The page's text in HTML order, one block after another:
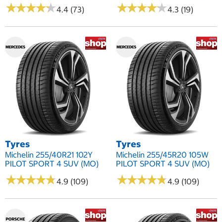
★★★★★
★★★★★4.4 (73) ★★★★★
★★★★★4.3 (19)
Tyres
Michelin 255/40R21 102Y
PILOT SPORT 4 SUV (MO)
★★★★★
★★★★★4.9 (109)
Tyres
Michelin 255/45R20 105W
PILOT SPORT 4 SUV (MO)
★★★★★
★★★★★4.9 (109)